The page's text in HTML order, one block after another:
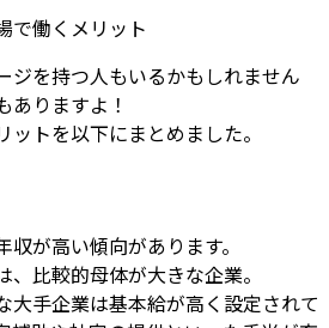
で働くメリット
ジを持つ人もいるかもしれません
ありますよ！
トを以下にまとめました。
が高い傾向があります。
比較的母体が大きな企業。
大手企業は基本給が高く設定されて